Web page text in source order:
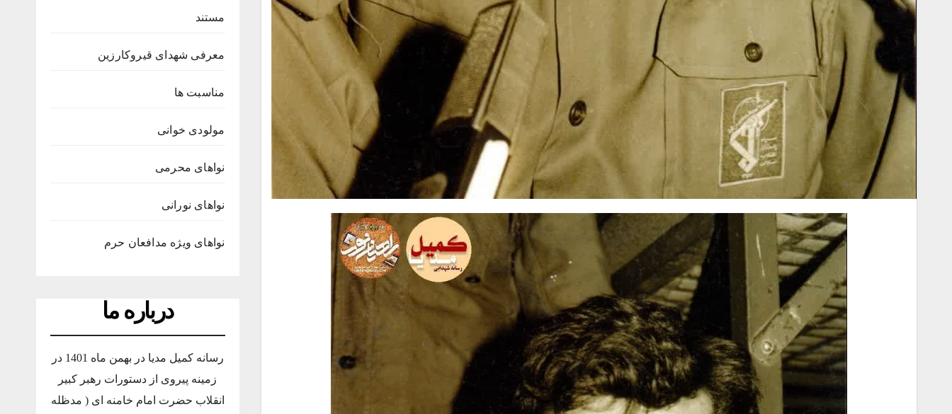
مستند
معرفی شهدای قیروکارزین
مناسبت ها
مولودی خوانی
نواهای محرمی
نواهای نورانی
نواهای ویژه مدافعان حرم
درباره ما
رسانه کمیل مدیا در بهمن ماه 1401 در
زمینه پیروی از دستورات رهبر کبیر
انقلاب حضرت امام خامنه ای ( مدظله